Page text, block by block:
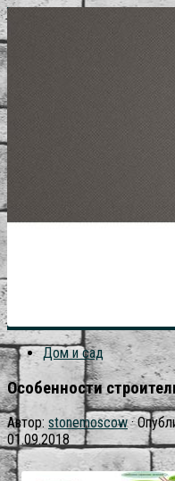
Дом и сад
Особенности
Автор: stonemoscow ·
01.09.2018